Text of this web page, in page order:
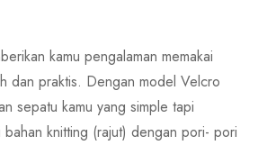
kamu pengalaman memakai
dan praktis. Dengan model Velcro
sepatu kamu yang simple tapi
bahan knitting (rajut) dengan pori- pori